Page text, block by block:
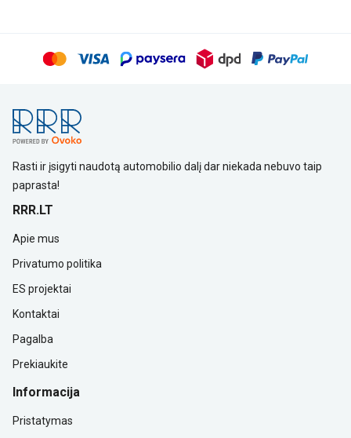
Rasti ir įsigyti naudotą automobilio dalį dar niekada nebuvo taip
paprasta!
RRR.LT
Apie mus
Privatumo politika
ES projektai
Kontaktai
Pagalba
Prekiaukite
Informacija
Pristatymas